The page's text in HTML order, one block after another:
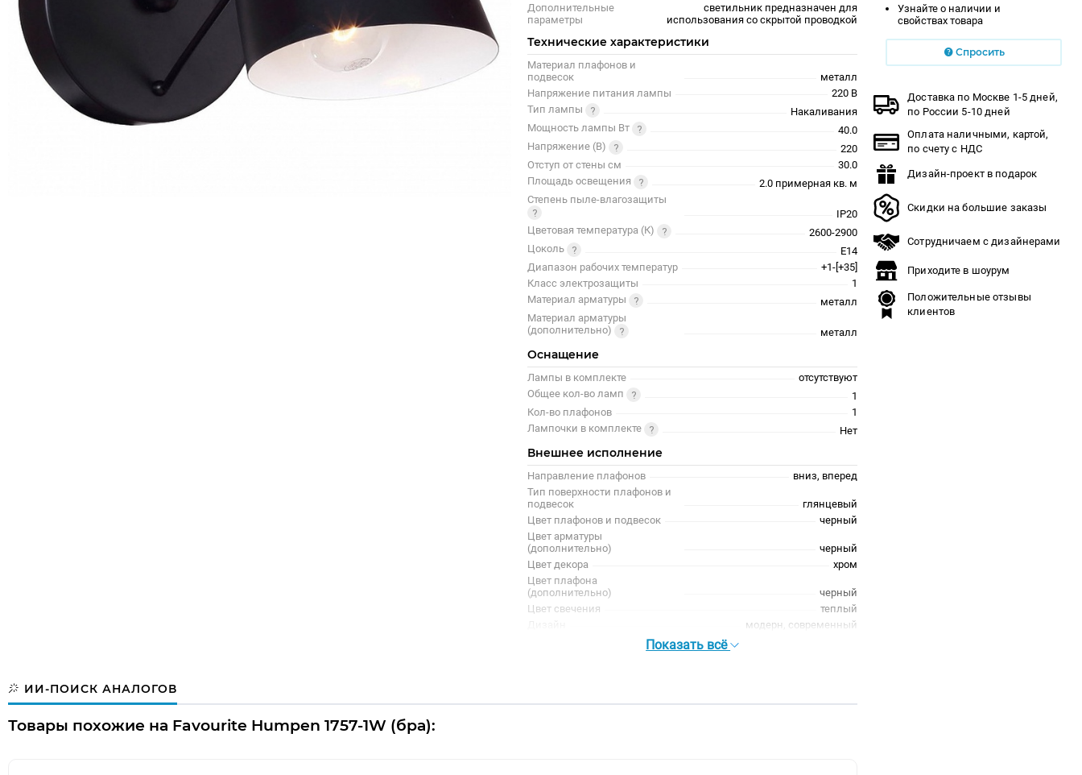
Дополнительные
параметры
светильник предназначен для
использования со скрытой проводкой
Технические характеристики
Материал плафонов и
подвесок
металл
Напряжение питания лампы
220 В
Тип лампы
Накаливания
Мощность лампы Вт
40.0
Напряжение (В)
220
Отступ от стены см
30.0
Площадь освещения
2.0 примерная кв. м
Степень пыле-влагозащиты
IP20
Цветовая температура (К)
2600-2900
Цоколь
E14
Диапазон рабочих температур
+1-[+35]
Класс электрозащиты
1
Материал арматуры
металл
Материал арматуры
(дополнительно)
металл
Оснащение
Лампы в комплекте
отсутствуют
Общее кол-во ламп
1
Кол-во плафонов
1
Лампочки в комплекте
Нет
Внешнее исполнение
Направление плафонов
вниз, вперед
Тип поверхности плафонов и
подвесок
глянцевый
Цвет плафонов и подвесок
черный
Цвет арматуры
(дополнительно)
черный
Цвет декора
хром
Цвет плафона
(дополнительно)
черный
Цвет свечения
теплый
модерн, современный
Показать всё
ИИ-ПОИСК АНАЛОГОВ
Товары похожие на Favourite Humpen 1757-1W (бра):
Узнайте о наличии и
свойствах товара
Спросить
Доставка по Москве 1-5 дней,
по России 5-10 дней
Оплата наличными, картой,
по счету с НДС
Дизайн-проект в подарок
Скидки на большие заказы
Сотрудничаем с дизайнерами
Приходите в шоурум
Положительные отзывы
клиентов